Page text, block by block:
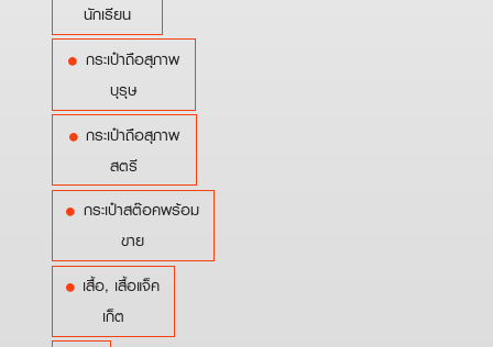
นักเรียน
กระเป๋าถือสุภาพ
บุรุษ
กระเป๋าถือสุภาพ
สตรี
กระเป๋าสต๊อคพร้อม
ขาย
เสื้อ, เสื้อแจ็ค
เก็ต